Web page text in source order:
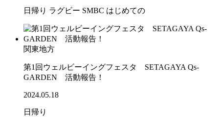
日帰り ラグビー SMBC はじめての
関東地方
第1回ウェルビーイングフェスタ SETAGAYA Qs-
GARDEN 活動報告！
2024.05.18
日帰り